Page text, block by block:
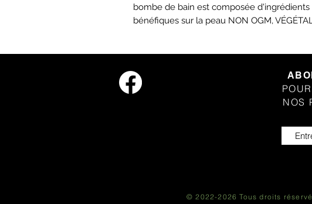
bombe de bain est composée
bénéfiques sur la peau NON OGM,
NOS
© 2022-2026 Tous droits